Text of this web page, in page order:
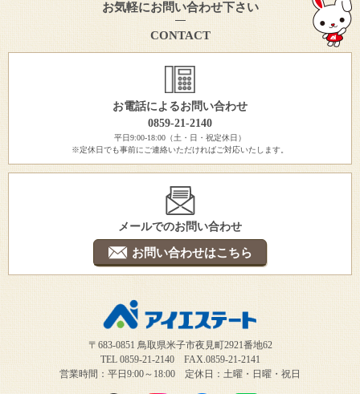
お気軽にお問い合わせ下さい
CONTACT
お電話によるお問い合わせ
0859-21-2140
平日9:00-18:00（土・日・祝定休日）
※定休日でも事前にご連絡いただければご対応いたします。
メールでのお問い合わせ
お問い合わせはこちら
〒683-0851 鳥取県米子市夜見町2921番地62
TEL 0859-21-2140 FAX.0859-21-2141
営業時間：平日9:00～18:00 定休日：土曜・日曜・祝日